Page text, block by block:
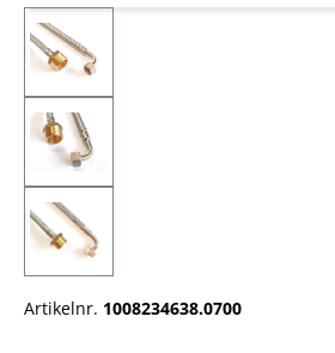
Artikelnr. 1008234638.0700